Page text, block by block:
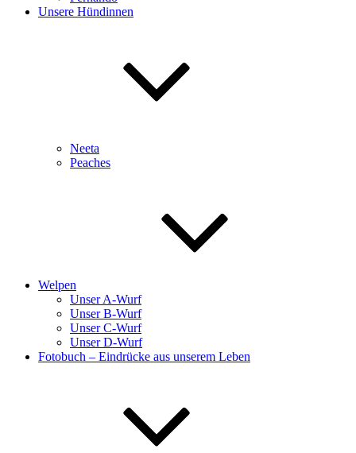
Unsere Hündinnen
Neeta
Peaches
Welpen
Unser A-Wurf
Unser B-Wurf
Unser C-Wurf
Unser D-Wurf
Fotobuch – Eindrücke aus unserem Leben